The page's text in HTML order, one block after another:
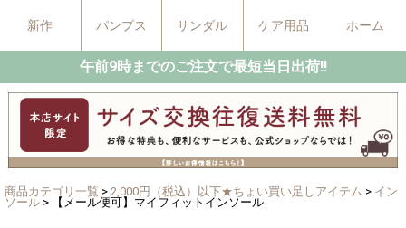
新作 パンプス サンダル ケア用品 ホーム
午前9時までのご注文で最短当日出荷!!
商品カテゴリ一覧 > 2,000円（税込）以下★ちょい買い足しアイテム > イン
ソール > 【メール便可】マイフィットインソール